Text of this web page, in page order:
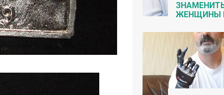
ЖЕНЩИНЫ